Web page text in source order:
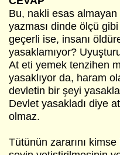
Bu, nakli esas
yazması dinde ölçü
geçerli ise, insanı
yasaklamıyor?
At eti yemek tenzihen
yasaklıyor da, haram
devletin bir şeyi
Devlet yasakladı diye
olmaz.
Tütünün zararını